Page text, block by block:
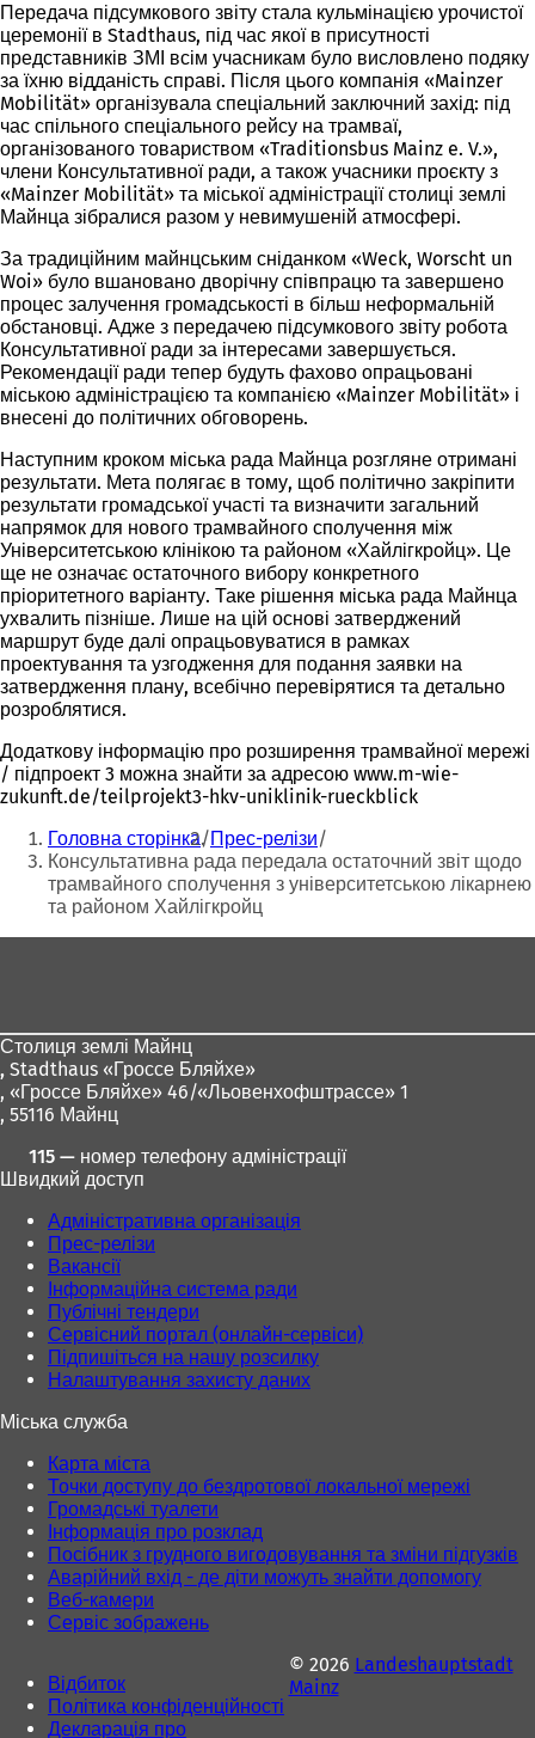
Передача підсумкового звіту стала кульмінацією урочистої
церемонії в Stadthaus, під час якої в присутності
представників ЗМІ всім учасникам було висловлено подяку
за їхню відданість справі. Після цього компанія «Mainzer
Mobilität» організувала спеціальний заключний захід: під
час спільного спеціального рейсу на трамваї,
організованого товариством «Traditionsbus Mainz e. V.»,
члени Консультативної ради, а також учасники проєкту з
«Mainzer Mobilität» та міської адміністрації столиці землі
Майнца зібралися разом у невимушеній атмосфері.
За традиційним майнцським сніданком «Weck, Worscht un
Woi» було вшановано дворічну співпрацю та завершено
процес залучення громадськості в більш неформальній
обстановці. Адже з передачею підсумкового звіту робота
Консультативної ради за інтересами завершується.
Рекомендації ради тепер будуть фахово опрацьовані
міською адміністрацією та компанією «Mainzer Mobilität» і
внесені до політичних обговорень.
Наступним кроком міська рада Майнца розгляне отримані
результати. Мета полягає в тому, щоб політично закріпити
результати громадської участі та визначити загальний
напрямок для нового трамвайного сполучення між
Університетською клінікою та районом «Хайлігкройц». Це
ще не означає остаточного вибору конкретного
пріоритетного варіанту. Таке рішення міська рада Майнца
ухвалить пізніше. Лише на цій основі затверджений
маршрут буде далі опрацьовуватися в рамках
проектування та узгодження для подання заявки на
затвердження плану, всебічно перевірятися та детально
розроблятися.
Додаткову інформацію про розширення трамвайної мережі
/ підпроект 3 можна знайти за адресою www.m-wie-
zukunft.de/teilprojekt3-hkv-uniklinik-rueckblick
Ти
тут:
Головна сторінка Прес-релізи
Консультативна рада передала остаточний звіт щодо
трамвайного сполучення з університетською лікарнею
та районом Хайлігкройц
Столиця землі Майнц
, Stadthaus «Гроссе Бляйхе»
, «Гроссе Бляйхе» 46/«Льовенхофштрассе» 1
, 55116 Майнц
115 — номер телефону адміністрації
Швидкий доступ
Адміністративна організація
Прес-релізи
Вакансії
Інформаційна система ради
Публічні тендери
Сервісний портал (онлайн-сервіси)
Підпишіться на нашу розсилку
Налаштування захисту даних
Міська служба
Карта міста
Точки доступу до бездротової локальної мережі
Громадські туалети
Інформація про розклад
Посібник з грудного вигодовування та зміни підгузків
Аварійний вхід - де діти можуть знайти допомогу
Веб-камери
Сервіс зображень
Відбиток
Політика конфіденційності
Декларація про
© 2026 Landeshauptstadt
Mainz